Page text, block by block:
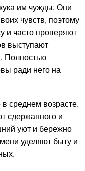
им чужды. Они
чувств, поэтому
и часто проверяют
выступают
Полностью
ради него на
среднем возрасте.
сдержанного и
уют и бережно
уделяют быту и